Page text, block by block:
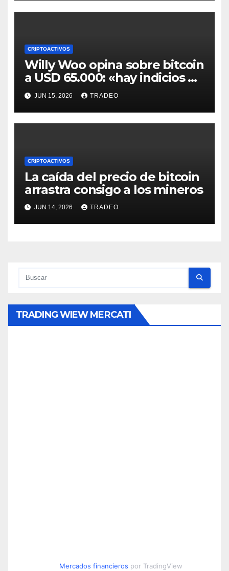
CRIPTOACTIVOS
Willy Woo opina sobre bitcoin
a USD 65.000: «hay indicios de
posible divergencia alcista»
JUN 15, 2026 TRADEO
CRIPTOACTIVOS
La caída del precio de bitcoin
arrastra consigo a los mineros
JUN 14, 2026 TRADEO
TRADING WIEW MERCATI
Mercados financieros por TradingView